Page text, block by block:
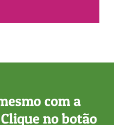
com a
no botão